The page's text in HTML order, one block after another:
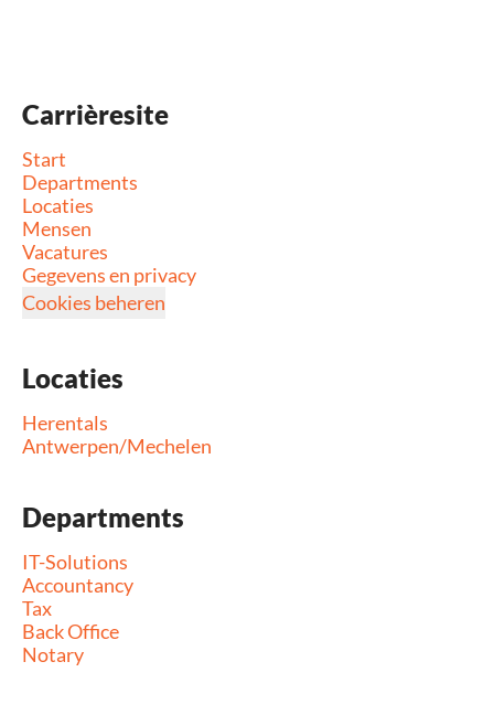
Carrièresite
Start
Departments
Locaties
Mensen
Vacatures
Gegevens en privacy
Cookies beheren
Locaties
Herentals
Antwerpen/Mechelen
Departments
IT-Solutions
Accountancy
Tax
Back Office
Notary